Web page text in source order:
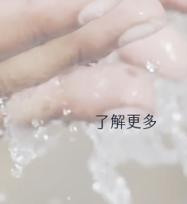
了解更多